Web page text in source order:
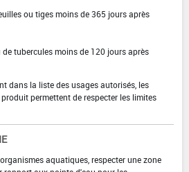
ou tiges moins de 365 jours après
de tubercules moins de 120 jours après
dans la liste des usages autorisés, les
permettent de respecter les limites
aquatiques, respecter une zone